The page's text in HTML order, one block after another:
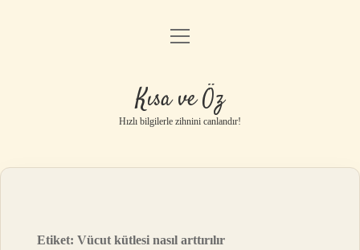
Anasayfa
Gizlilik Politikası
Yasal Uyarı
menüyü
Kısa ve Öz
Hızlı bilgilerle zihnini canlandır!
Etiket:Vücut kütlesi nasıl arttırılır